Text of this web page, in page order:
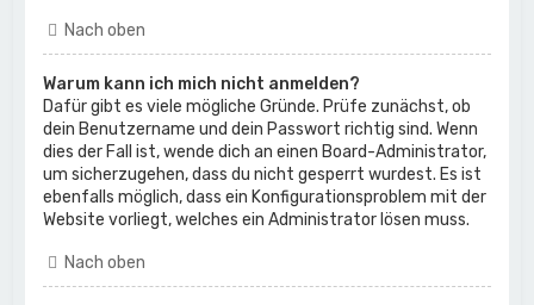
Nach oben
Warum kann ich mich nicht anmelden?
Dafür gibt es viele mögliche Gründe. Prüfe zunächst, ob
dein Benutzername und dein Passwort richtig sind. Wenn
dies der Fall ist, wende dich an einen Board-Administrator,
um sicherzugehen, dass du nicht gesperrt wurdest. Es ist
ebenfalls möglich, dass ein Konfigurationsproblem mit der
Website vorliegt, welches ein Administrator lösen muss.
Nach oben